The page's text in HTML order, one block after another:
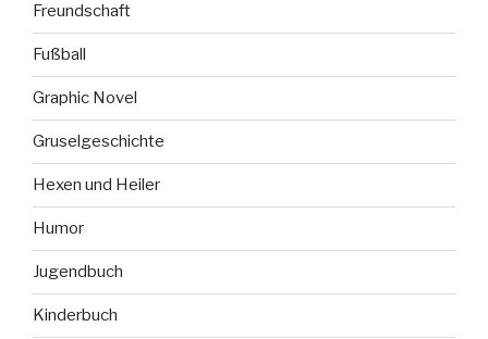
Freundschaft
Fußball
Graphic Novel
Gruselgeschichte
Hexen und Heiler
Humor
Jugendbuch
Kinderbuch